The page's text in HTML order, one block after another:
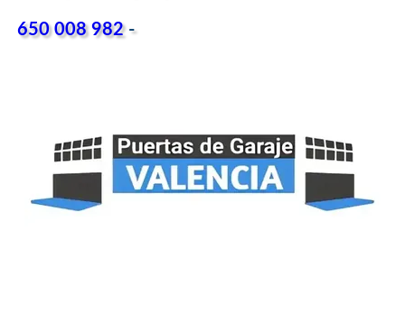
650 008 982-